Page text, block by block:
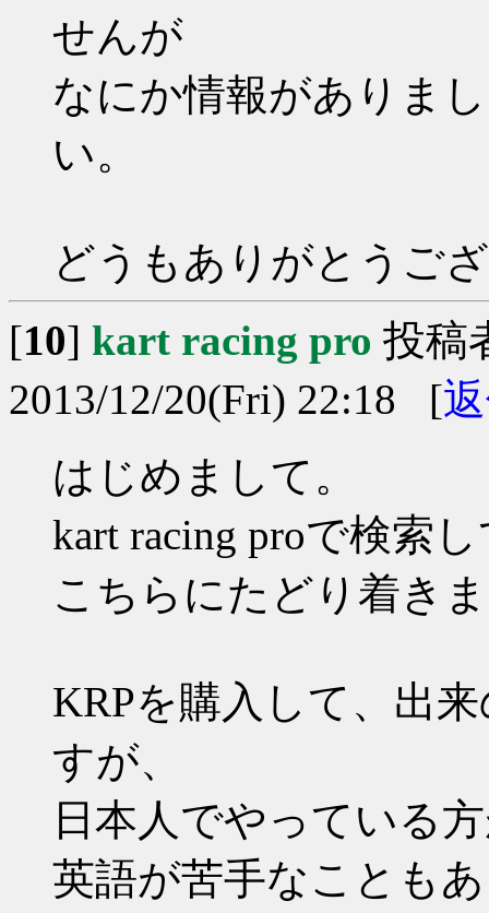
せんが
なにか情報がありま
い。
どうもありがとうご
[10] kart racing pro 投稿
2013/12/20(Fri) 22:18 [
はじめまして。
kart racing proで検索
こちらにたどり着き
KRPを購入して、出
すが、
日本人でやっている
英語が苦手なことも